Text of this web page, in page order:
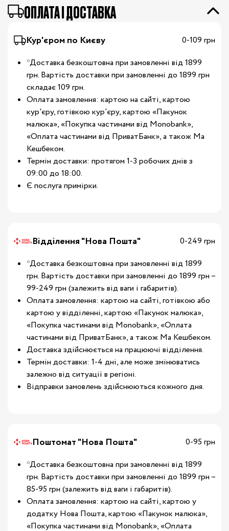
OПЛАТА І ДОСТАВКА
Кур'єром по Києву
0-109 грн
*Доставка безкоштовна при замовленні від 1899
грн. Вартість доставки при замовленні до 1899 грн
складає 109 грн.
Оплата замовлення: картою на сайті, картою
кур'єру, готівкою кур'єру, картою «Пакунок
малюка», «Покупка частинами від Monobank»,
«Оплата частинами від ПриватБанк», а також Ма
Кешбеком.
Термін доставки: протягом 1-3 робочих днів з
09:00 до 18:00.
Є послуга примірки.
Відділення "Нова Пошта"
0-249 грн
*Доставка безкоштовна при замовленні від 1899
грн. Вартість доставки при замовленні до 1899 грн –
99-249 грн (залежить від ваги і габаритів).
Оплата замовлення: картою на сайті, готівкою або
картою у відділенні, картою «Пакунок малюка»,
«Покупка частинами від Monobank», «Оплата
частинами від ПриватБанк», а також Ма Кешбеком.
Доставка здійснюється на працюючі відділення.
Термін доставки: 1-4 дні, але може змінюватись
залежно від ситуації в регіоні.
Відправки замовлень здійснюються кожного дня.
Поштомат "Нова Пошта"
0-95 грн
*Доставка безкоштовна при замовленні від 1899
грн. Вартість доставки при замовленні до 1899 грн –
85-95 грн (залежить від ваги і габаритів).
Оплата замовлення: картою на сайті, картою у
додатку Нова Пошта, картою «Пакунок малюка»,
«Покупка частинами від Monobank», «Оплата